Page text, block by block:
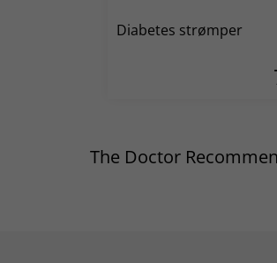
Diabetes strømper
The Doctor